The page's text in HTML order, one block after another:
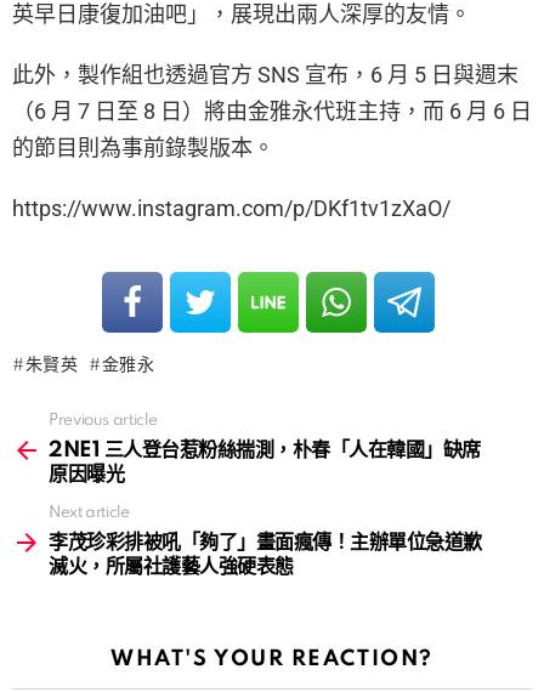
英早日康復加油吧」，展現出兩人深厚的友情。
此外，製作組也透過官方 SNS 宣布，6 月 5 日與週末
（6 月 7 日至 8 日）將由金雅永代班主持，而 6 月 6 日
的節目則為事前錄製版本。
https://www.instagram.com/p/DKf1tv1zXaO/
朱賢英 金雅永
more
Previous article
2NE1 三人登台惹粉絲揣測，朴春「人在韓國」缺席
原因曝光
Next article
李茂珍彩排被吼「夠了」畫面瘋傳！主辦單位急道歉
滅火，所屬社護藝人強硬表態
WHAT'S YOUR REACTION?